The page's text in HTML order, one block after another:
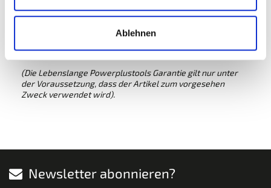
Ablehnen
(Die Lebenslange Powerplustools Garantie gilt nur unter
der Voraussetzung, dass der Artikel zum vorgesehen
Zweck verwendet wird).
Newsletter abonnieren?